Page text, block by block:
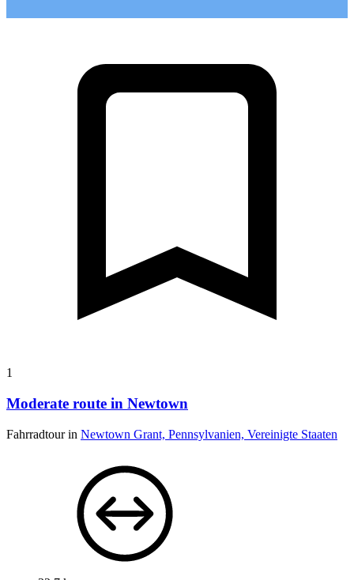
1
Moderate route in Newtown
Fahrradtour in Newtown Grant, Pennsylvanien, Vereinigte Staaten